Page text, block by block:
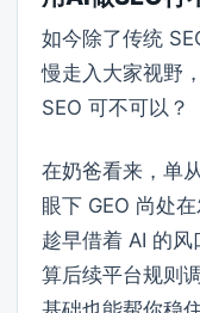
如今除了传统
慢走入大家视野
SEO 可不可以？
在奶爸看来，单
眼下 GEO 尚处
趁早借着 AI 的
算后续平台规则